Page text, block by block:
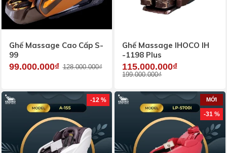
Ghế Massage Cao Cấp S-
99
99.000.000₫ 128.000.000₫
Ghế Massage IHOCO IH
-1198 Plus
115.000.000₫
199.000.000₫
-12 % MỚI
-31 %